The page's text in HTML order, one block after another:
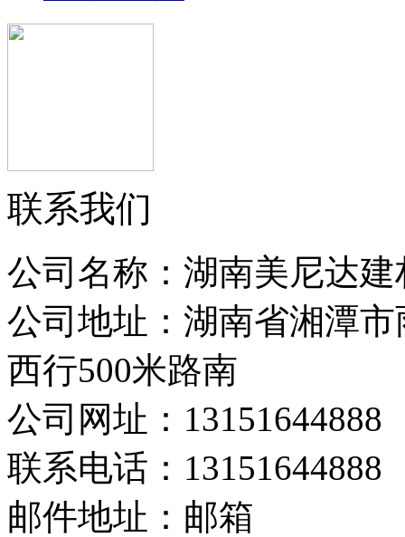
联系我们
公司名称：湖南美尼达
公司地址：湖南省湘潭
西行500米路南
公司网址：13151644888
联系电话：13151644888
邮件地址：邮箱